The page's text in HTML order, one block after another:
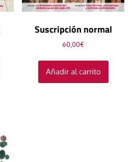
Suscripción normal
60,00€
Añadir al carrito